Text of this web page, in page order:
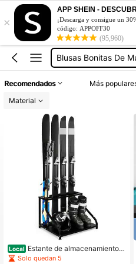
×
APP SHEIN -
¡Descarga y consigue un
código: APPOFF30
(95,960)
Vestidos De Mujer
Blusas Bonitas De
Squishies
Recomendados Más
Material
Local Estante de almacenamiento i
ndependiente de acero para esquís
Solo quedan 5